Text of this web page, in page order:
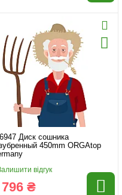
Диск сошника
450mm ORGAtop
відгук
796 ₴